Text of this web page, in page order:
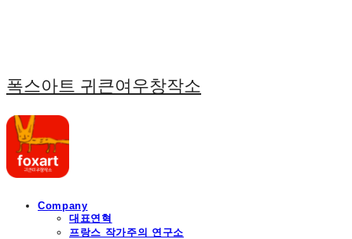
폭스아트 귀큰여우창작소
Company
대표연혁
프랑스 작가주의 연구소